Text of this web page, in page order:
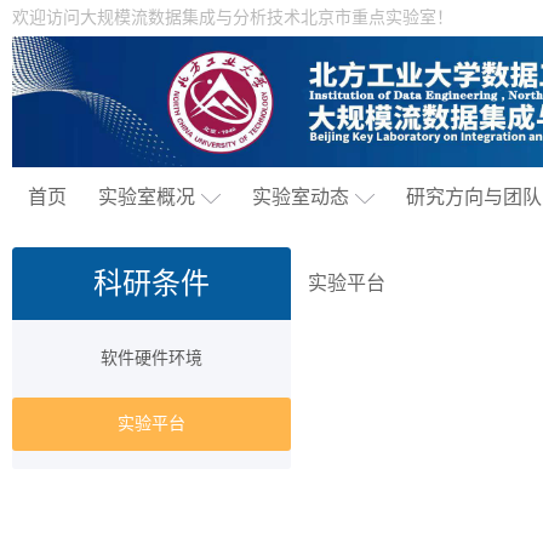
欢迎访问大规模流数据集成与分析技术北京市重点实验室！
首页 实验室概况 实验室动态 研究方向与团队
科研条件
软件硬件环境
实验平台
实验平台